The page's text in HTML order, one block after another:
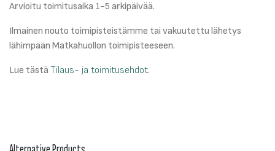
Arvioitu toimitusaika 1-5 arkipäivää.
Ilmainen nouto toimipisteistämme tai vakuutettu lähetys
lähimpään Matkahuollon toimipisteeseen.
Lue tästä Tilaus- ja toimitusehdot.